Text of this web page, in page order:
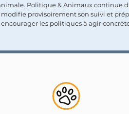
Politique & Animaux continue
provisoirement son suivi et
les politiques à agir